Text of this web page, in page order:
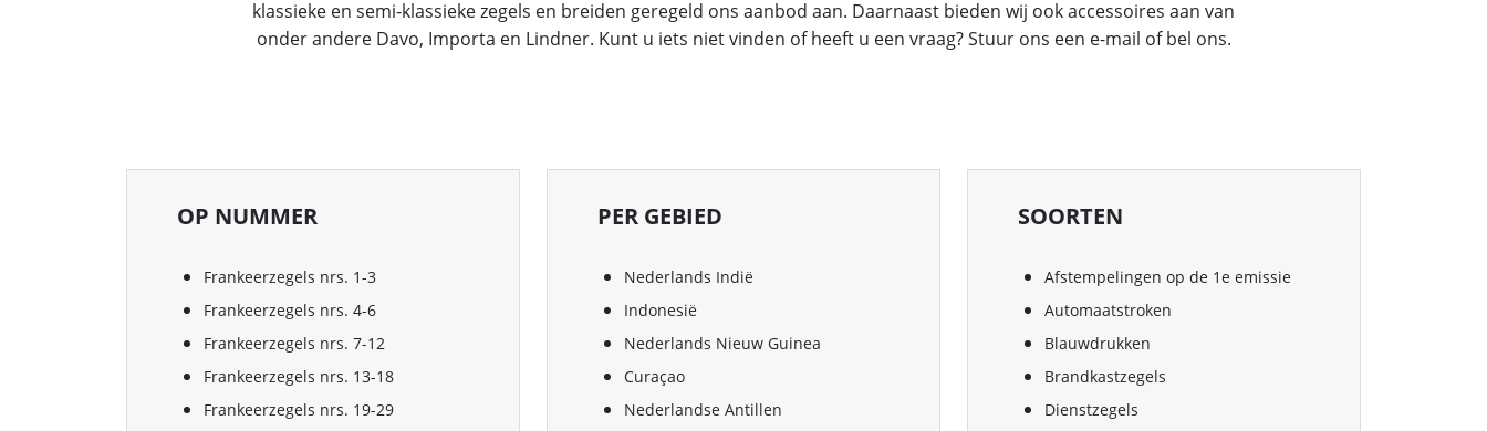
klassieke en semi-klassieke zegels en breiden geregeld ons aanbod aan. Daarnaast bieden wij ook accessoires aan van
onder andere Davo, Importa en Lindner. Kunt u iets niet vinden of heeft u een vraag? Stuur ons een e-mail of bel ons.
OP NUMMER
Frankeerzegels nrs. 1-3
Frankeerzegels nrs. 4-6
Frankeerzegels nrs. 7-12
Frankeerzegels nrs. 13-18
Frankeerzegels nrs. 19-29
PER GEBIED
Nederlands Indië
Indonesië
Nederlands Nieuw Guinea
Curaçao
Nederlandse Antillen
SOORTEN
Afstempelingen op de 1e emissie
Automaatstroken
Blauwdrukken
Brandkastzegels
Dienstzegels